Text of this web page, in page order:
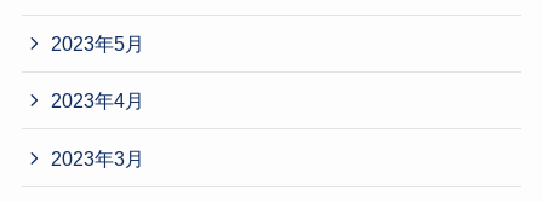
2023年5月
2023年4月
2023年3月